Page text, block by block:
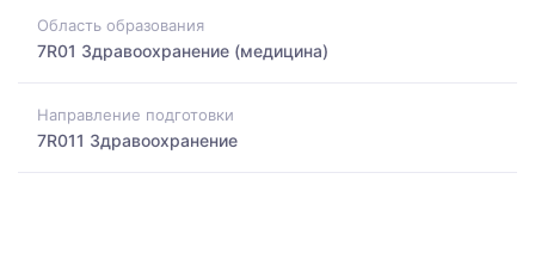
Область образования
7R01 Здравоохранение (медицина)
Направление подготовки
7R011 Здравоохранение